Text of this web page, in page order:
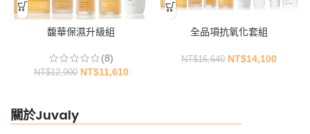
馥華保濕升級組
(8)
NT$12,900 NT$11,610
全品項抗氧化套組
NT$16,640 NT$14,100
關於Juvaly